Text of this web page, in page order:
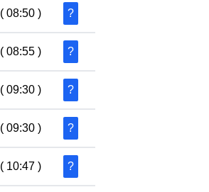
( 08:50 ) ?
( 08:55 ) ?
( 09:30 ) ?
( 09:30 ) ?
( 10:47 ) ?